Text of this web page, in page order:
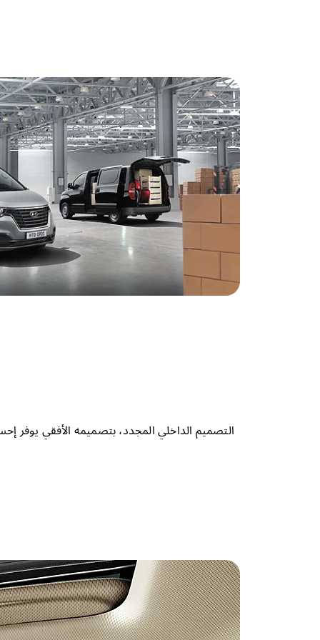
التصميم الداخلي المجدد، بتصميمه الأفقي يوفر